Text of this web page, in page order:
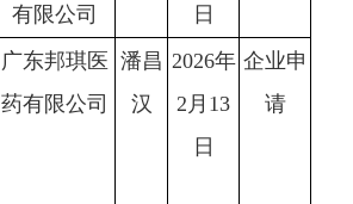
有限公司
日
广东邦琪医
药有限公司
潘昌
汉
2026年
2月13
日
企业申
请